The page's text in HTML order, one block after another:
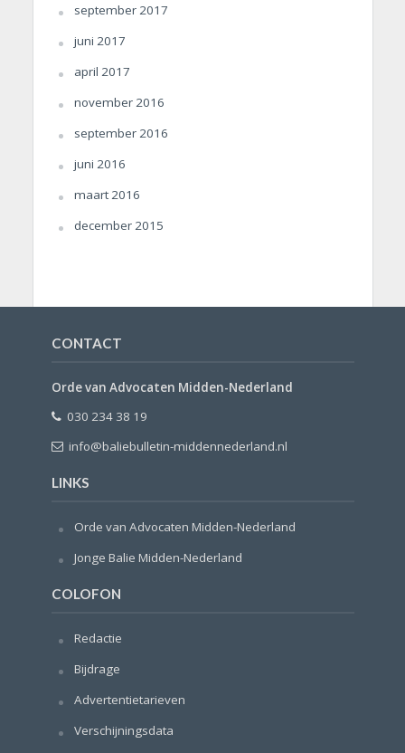
september 2017
juni 2017
april 2017
november 2016
september 2016
juni 2016
maart 2016
december 2015
CONTACT
Orde van Advocaten Midden-Nederland
030 234 38 19
info@baliebulletin-middennederland.nl
LINKS
Orde van Advocaten Midden-Nederland
Jonge Balie Midden-Nederland
COLOFON
Redactie
Bijdrage
Advertentietarieven
Verschijningsdata